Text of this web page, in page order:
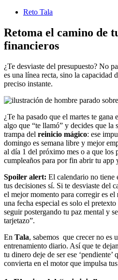
Reto Tala
Retoma el camino de
financieros
¿Te desviaste del presupuesto? No
es una línea recta, sino la capacidad
preciso instante.
¿Te ha pasado que el martes te gana
algo que “te llamó” y decides que la
trampa del reinicio mágico: ese
domingo es semana libre y mejor
al día 1 del próximo mes o a que los
cumpleaños para por fin abrir tu app
Spoiler alert: El calendario no tiene
tus decisiones sí. Si te desviaste del
el mejor momento para corregir es el
una fecha especial es solo el
seguir postergando tu paz mental y
tarjetazo”.
En Tala, sabemos que crecer no es
entrenamiento diario. Así que te
tu dinero deje de ser ese ‘pendiente’
convierta en el motor que impulsa